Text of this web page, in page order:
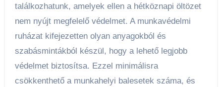
találkozhatunk, amelyek ellen a hétköznapi öltözet
nem nyújt megfelelő védelmet. A munkavédelmi
ruházat kifejezetten olyan anyagokból és
szabásmintákból készül, hogy a lehető legjobb
védelmet biztosítsa. Ezzel minimálisra
csökkenthető a munkahelyi balesetek száma, és